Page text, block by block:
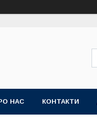
НАС КОНТАКТИ